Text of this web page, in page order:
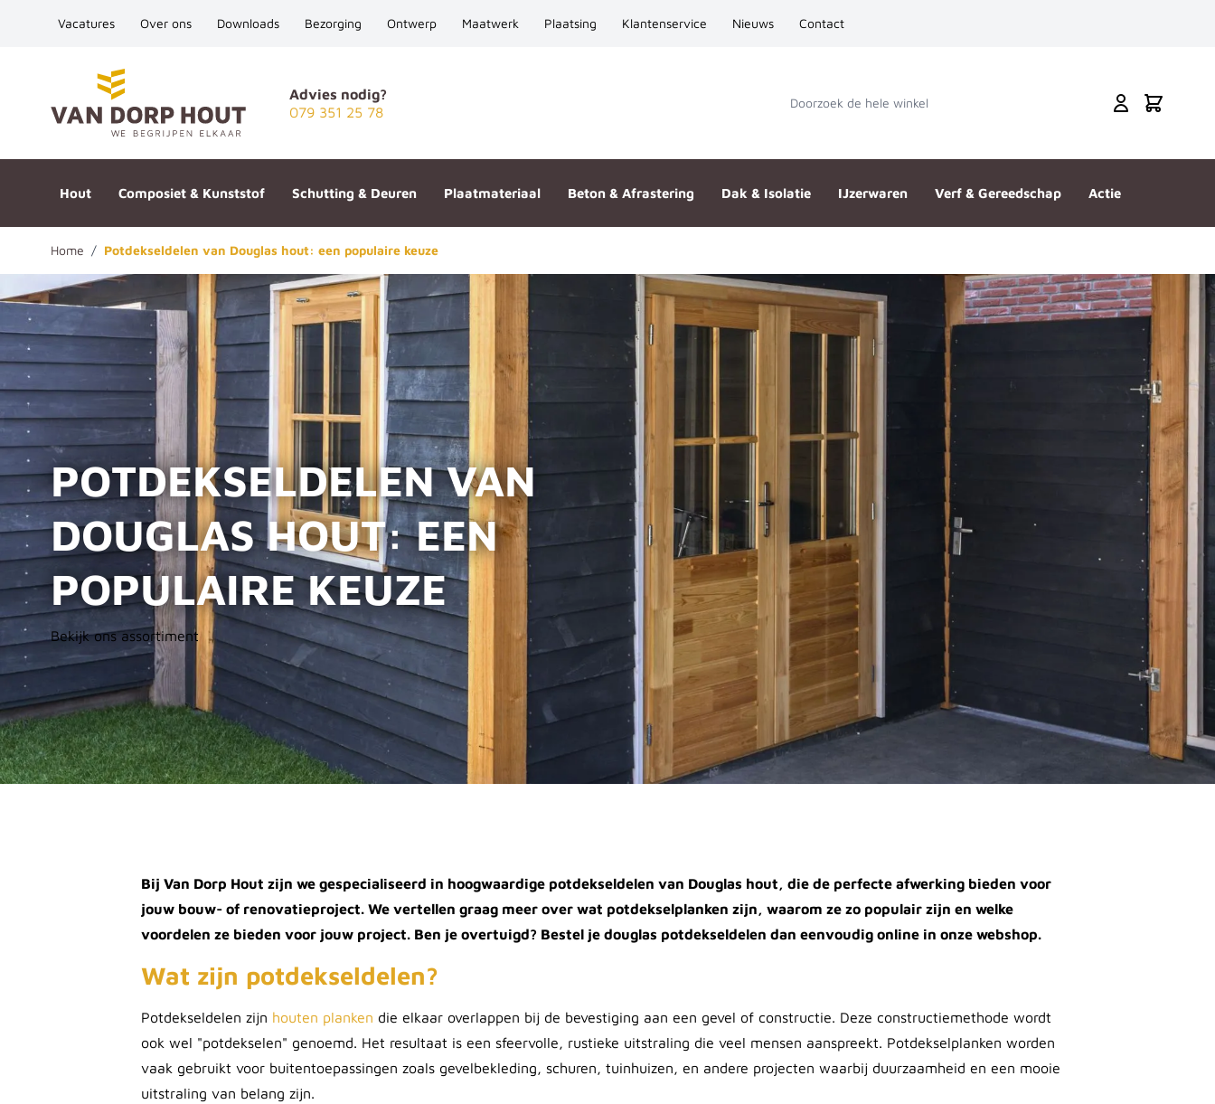
Vacatures Over ons Downloads Bezorging Ontwerp Maatwerk Plaatsing Klantenservice Nieuws Contact
Advies nodig?
079 351 25 78
Doorzoek de hele winkel Cart
Hout Composiet & Kunststof Schutting & Deuren Plaatmateriaal Beton & Afrastering Dak & Isolatie IJzerwaren Verf & Gereedschap Actie
Home / Potdekseldelen van Douglas hout: een populaire keuze
POTDEKSELDELEN VAN
DOUGLAS HOUT: EEN
POPULAIRE KEUZE
Bekijk ons assortiment
Bij Van Dorp Hout zijn we gespecialiseerd in hoogwaardige potdekseldelen van Douglas hout, die de perfecte afwerking bieden voor
jouw bouw- of renovatieproject. We vertellen graag meer over wat potdekselplanken zijn, waarom ze zo populair zijn en welke
voordelen ze bieden voor jouw project. Ben je overtuigd? Bestel je douglas potdekseldelen dan eenvoudig online in onze webshop.
Wat zijn potdekseldelen?
Potdekseldelen zijn houten planken die elkaar overlappen bij de bevestiging aan een gevel of constructie. Deze constructiemethode wordt
ook wel "potdekselen" genoemd. Het resultaat is een sfeervolle, rustieke uitstraling die veel mensen aanspreekt. Potdekselplanken worden
vaak gebruikt voor buitentoepassingen zoals gevelbekleding, schuren, tuinhuizen, en andere projecten waarbij duurzaamheid en een mooie
uitstraling van belang zijn.